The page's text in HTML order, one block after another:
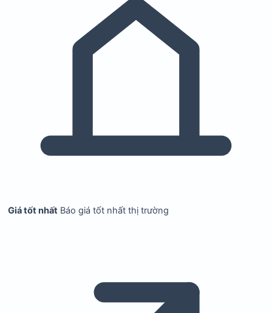
Giá tốt nhất Báo giá tốt nhất thị trường